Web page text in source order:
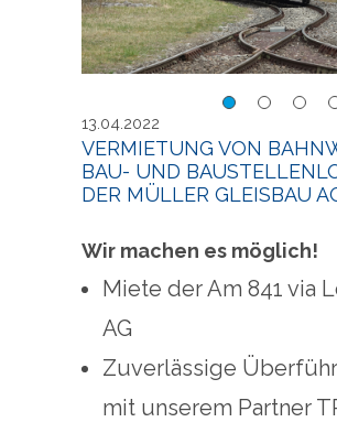
Vermietung von
Bahnwagen: Bau- und
Baustellenlogistik der
13.04.2022
VERMIETUNG VON
BAU- UND
DER MÜLLER GLEISBAU
Wir machen es möglich!
Miete der Am 841 via
AG
Zuverlässige
mit unserem Partner